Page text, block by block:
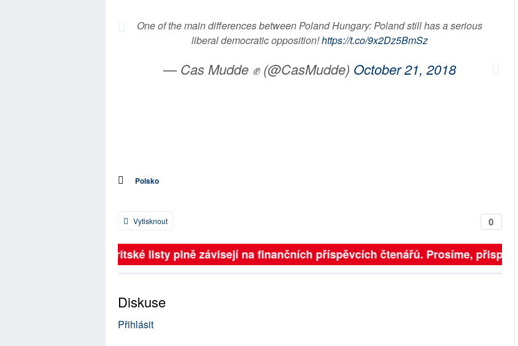
One of the main differences between Poland Hungary: Poland still has a serious
liberal democratic opposition!https://t.co/9x2Dz5BmSz
— Cas Mudde ✊ (@CasMudde) October 21, 2018
Polsko
0
Vytisknout
Britské listy plně závisejí na finančních příspěvcích čtenářů. Prosíme, přispějte. ➥
Diskuse
Přihlásit